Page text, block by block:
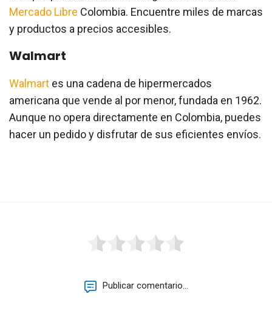
Mercado Libre Colombia. Encuentre miles de marcas
y productos a precios accesibles.
Walmart
Walmart es una cadena de hipermercados
americana que vende al por menor, fundada en 1962.
Aunque no opera directamente en Colombia, puedes
hacer un pedido y disfrutar de sus eficientes envíos.
Publicar comentario...